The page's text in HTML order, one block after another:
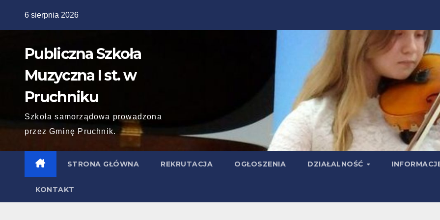
6 sierpnia 2026
Publiczna Szkoła
Muzyczna I st. w
Pruchniku
Szkoła samorządowa prowadzona
przez Gminę Pruchnik.
STRONA GŁÓWNA REKRUTACJA OGŁOSZENIA DZIAŁALNOŚĆ
KONTAKT